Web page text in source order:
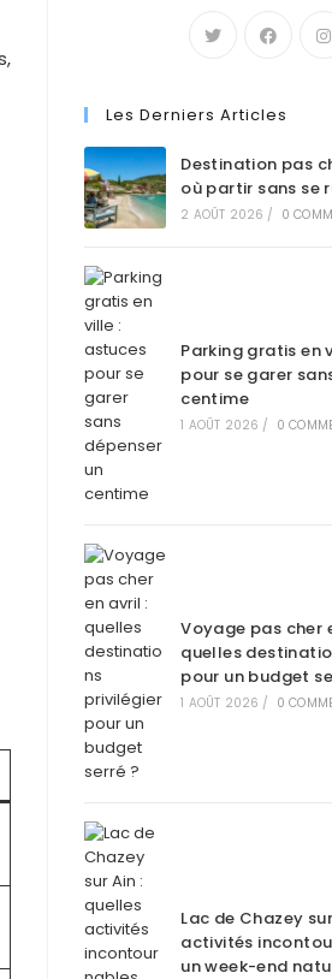
Les Derniers Articles
Destination pas
où partir sans se
2 AOÛT 2026 / 0
Parking gratis en
pour se garer
centime
1 AOÛT 2026 / 0
Voyage pas cher
quelles
pour un budget
1 AOÛT 2026 / 0
Lac de Chazey
activités
un week-end